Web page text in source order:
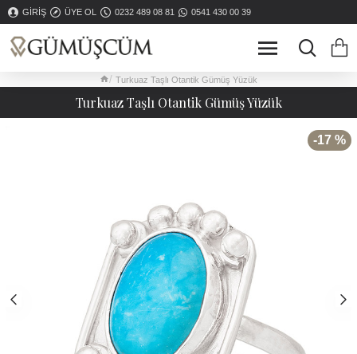
GIRIŞ ÜYE OL 0232 489 08 81 0541 430 00 39
Turkuaz Taşlı Otantik Gümüş Yüzük
Turkuaz Taşlı Otantik Gümüş Yüzük
-17 %